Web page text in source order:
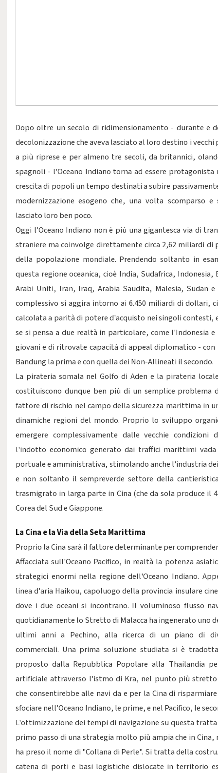
Dopo oltre un secolo di ridimensionamento - durante e
decolonizzazione che aveva lasciato al loro destino i
a più riprese e per almeno tre secoli, da britannici,
spagnoli - l'Oceano Indiano torna ad essere
crescita di popoli un tempo destinati a subire
modernizzazione esogeno che, una volta scomparso
lasciato loro ben poco.
Oggi l'Oceano Indiano non è più una gigantesca via di
straniere ma coinvolge direttamente circa 2,62 miliardi di
della popolazione mondiale. Prendendo soltanto in
questa regione oceanica, cioè India, Sudafrica,
Arabi Uniti, Iran, Iraq, Arabia Saudita, Malesia, Sudan
complessivo si aggira intorno ai 6.450 miliardi di dollari,
calcolata a parità di potere d'acquisto nei singoli contesti,
se si pensa a due realtà in particolare, come l'Indonesia
giovani e di ritrovate capacità di appeal diplomatico - con
Bandung la prima e con quella dei Non-Allineati il secondo.
La pirateria somala nel Golfo di Aden e la pirateria
costituiscono dunque ben più di un semplice problema
fattore di rischio nel campo della sicurezza marittima in
dinamiche regioni del mondo. Proprio lo sviluppo
emergere complessivamente dalle vecchie
l'indotto economico generato dai traffici marittimi
portuale e amministrativa, stimolando anche l'industria
e non soltanto il sempreverde settore della
trasmigrato in larga parte in Cina (che da sola produce il
Corea del Sud e Giappone.
La Cina e la Via della Seta Marittima
Proprio la Cina sarà il fattore determinante per
Affacciata sull'Oceano Pacifico, in realtà la potenza
strategici enormi nella regione dell'Oceano Indiano.
linea d'aria Haikou, capoluogo della provincia insulare
dove i due oceani si incontrano. Il voluminoso flusso
quotidianamente lo Stretto di Malacca ha ingenerato uno
ultimi anni a Pechino, alla ricerca di un piano di
commerciali. Una prima soluzione studiata si è
proposto dalla Repubblica Popolare alla Thailandia
artificiale attraverso l'istmo di Kra, nel punto più stretto
che consentirebbe alle navi da e per la Cina di
sfociare nell'Oceano Indiano, le prime, e nel Pacifico, le
L'ottimizzazione dei tempi di navigazione su questa
primo passo di una strategia molto più ampia che in
ha preso il nome di "Collana di Perle". Si tratta della
catena di porti e basi logistiche dislocate in territorio